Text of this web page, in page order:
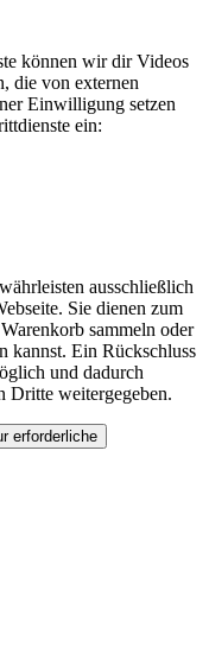
können wir dir Videos
die von externen
Einwilligung setzen
ein:
ausschließlich
Sie dienen zum
sammeln oder
kannst. Ein Rückschluss
und dadurch
Dritte weitergegeben.
erforderliche